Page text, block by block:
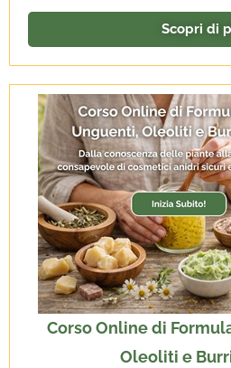
Scopri di
Corso Online di
Oleoliti e